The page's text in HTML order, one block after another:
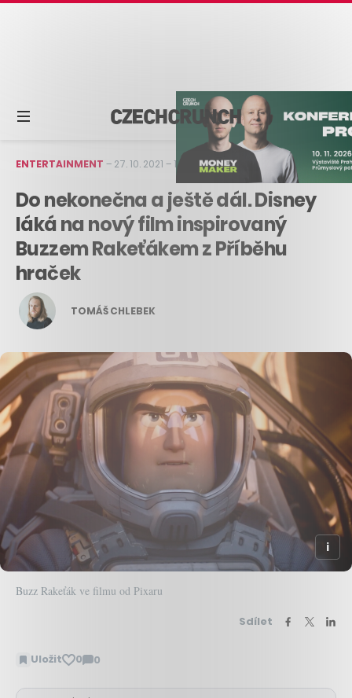
ENTERTAINMENT – 27. 10. 2021 –1 min čtení
Do nekonečna a ještě dál. Disney
láká na nový film inspirovaný
Buzzem Rakeťákem z Příběhu
hraček
TOMÁŠ CHLEBEK
Buzz Rakeťák ve filmu od Pixaru
Sdílet
Uložit 0 0
Zobrazit